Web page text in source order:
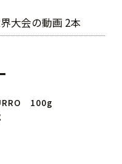
大会の動画 2本
100g